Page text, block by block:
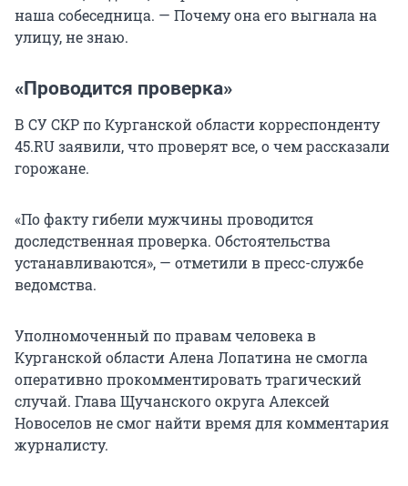
наша собеседница. — Почему она его выгнала на
улицу, не знаю.
«Проводится проверка»
В СУ СКР по Курганской области корреспонденту
45.RU заявили, что проверят все, о чем рассказали
горожане.
«По факту гибели мужчины проводится
доследственная проверка. Обстоятельства
устанавливаются», — отметили в пресс-службе
ведомства.
Уполномоченный по правам человека в
Курганской области Алена Лопатина не смогла
оперативно прокомментировать трагический
случай. Глава Щучанского округа Алексей
Новоселов не смог найти время для комментария
журналисту.